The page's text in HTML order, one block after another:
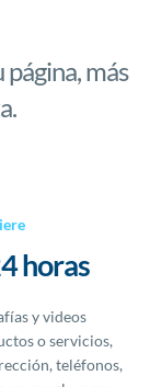
más
horas
y videos
o servicios,
teléfonos,